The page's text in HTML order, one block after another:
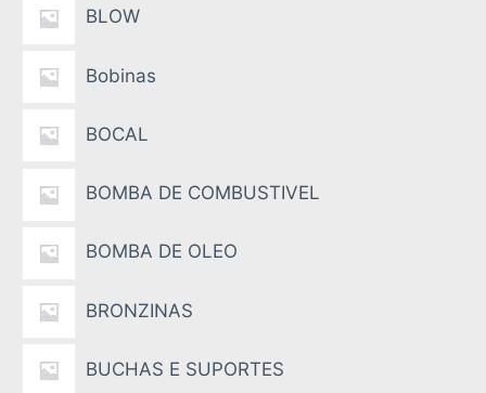
BLOW
Bobinas
BOCAL
BOMBA DE COMBUSTIVEL
BOMBA DE OLEO
BRONZINAS
BUCHAS E SUPORTES